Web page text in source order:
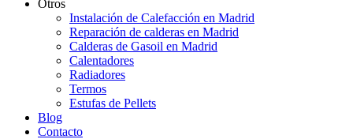
Otros
Instalación de Calefacción en Madrid
Reparación de calderas en Madrid
Calderas de Gasoil en Madrid
Calentadores
Radiadores
Termos
Estufas de Pellets
Blog
Contacto